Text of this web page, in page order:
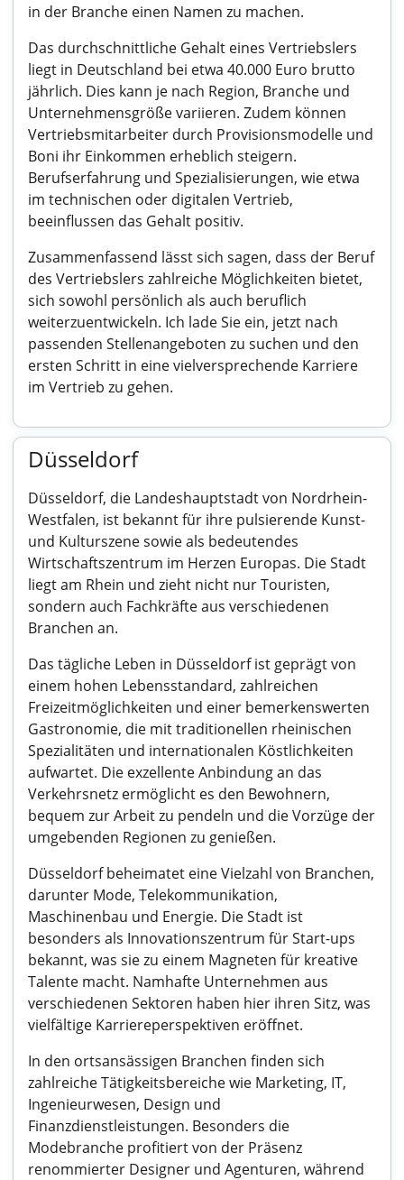
in der Branche einen Namen zu machen.
Das durchschnittliche Gehalt eines Vertriebslers
liegt in Deutschland bei etwa 40.000 Euro brutto
jährlich. Dies kann je nach Region, Branche und
Unternehmensgröße variieren. Zudem können
Vertriebsmitarbeiter durch Provisionsmodelle und
Boni ihr Einkommen erheblich steigern.
Berufserfahrung und Spezialisierungen, wie etwa
im technischen oder digitalen Vertrieb,
beeinflussen das Gehalt positiv.
Zusammenfassend lässt sich sagen, dass der Beruf
des Vertriebslers zahlreiche Möglichkeiten bietet,
sich sowohl persönlich als auch beruflich
weiterzuentwickeln. Ich lade Sie ein, jetzt nach
passenden Stellenangeboten zu suchen und den
ersten Schritt in eine vielversprechende Karriere
im Vertrieb zu gehen.
Düsseldorf
Düsseldorf, die Landeshauptstadt von Nordrhein-
Westfalen, ist bekannt für ihre pulsierende Kunst-
und Kulturszene sowie als bedeutendes
Wirtschaftszentrum im Herzen Europas. Die Stadt
liegt am Rhein und zieht nicht nur Touristen,
sondern auch Fachkräfte aus verschiedenen
Branchen an.
Das tägliche Leben in Düsseldorf ist geprägt von
einem hohen Lebensstandard, zahlreichen
Freizeitmöglichkeiten und einer bemerkenswerten
Gastronomie, die mit traditionellen rheinischen
Spezialitäten und internationalen Köstlichkeiten
aufwartet. Die exzellente Anbindung an das
Verkehrsnetz ermöglicht es den Bewohnern,
bequem zur Arbeit zu pendeln und die Vorzüge der
umgebenden Regionen zu genießen.
Düsseldorf beheimatet eine Vielzahl von Branchen,
darunter Mode, Telekommunikation,
Maschinenbau und Energie. Die Stadt ist
besonders als Innovationszentrum für Start-ups
bekannt, was sie zu einem Magneten für kreative
Talente macht. Namhafte Unternehmen aus
verschiedenen Sektoren haben hier ihren Sitz, was
vielfältige Karriereperspektiven eröffnet.
In den ortsansässigen Branchen finden sich
zahlreiche Tätigkeitsbereiche wie Marketing, IT,
Ingenieurwesen, Design und
Finanzdienstleistungen. Besonders die
Modebranche profitiert von der Präsenz
renommierter Designer und Agenturen, während